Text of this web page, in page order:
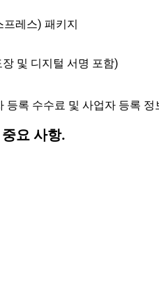
프레스) 패키지
및 디지털 서명 포함)
등록 수수료 및 사업자 등록
요 사항.